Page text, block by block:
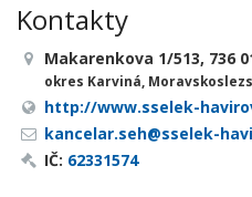
Kontakty
Makarenkova 1/513, 736
okres Karviná,
http://www.sselek-
kancelar.seh@sselek-
IČ: 62331574